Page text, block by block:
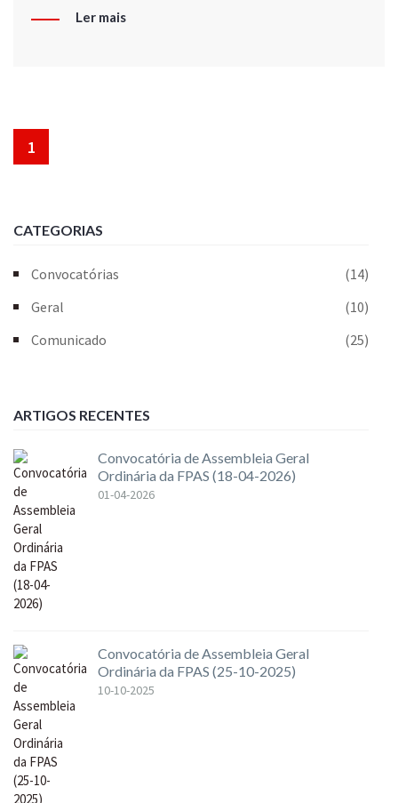
Ler mais
1
CATEGORIAS
Convocatórias
(14)
Geral
(10)
Comunicado
(25)
ARTIGOS RECENTES
Convocatória de Assembleia Geral
Ordinária da FPAS (18-04-2026)
01-04-2026
Convocatória de Assembleia Geral
Ordinária da FPAS (25-10-2025)
10-10-2025